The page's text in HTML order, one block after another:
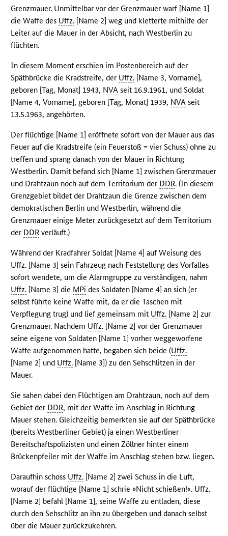
Grenzmauer. Unmittelbar vor der Grenzmauer warf [Name 1]
die Waffe des Uffz. [Name 2] weg und kletterte mithilfe der
Leiter auf die Mauer in der Absicht, nach Westberlin zu
flüchten.
In diesem Moment erschien im Postenbereich auf der
Späthbrücke die Kradstreife, der Uffz. [Name 3, Vorname],
geboren [Tag, Monat] 1943, NVA seit 16.9.1961, und Soldat
[Name 4, Vorname], geboren [Tag, Monat] 1939, NVA seit
13.5.1963, angehörten.
Der flüchtige [Name 1] eröffnete sofort von der Mauer aus das
Feuer auf die Kradstreife (ein Feuerstoß = vier Schuss) ohne zu
treffen und sprang danach von der Mauer in Richtung
Westberlin. Damit befand sich [Name 1] zwischen Grenzmauer
und Drahtzaun noch auf dem Territorium der DDR. (In diesem
Grenzgebiet bildet der Drahtzaun die Grenze zwischen dem
demokratischen Berlin und Westberlin, während die
Grenzmauer einige Meter zurückgesetzt auf dem Territorium
der DDR verläuft.)
Während der Kradfahrer Soldat [Name 4] auf Weisung des
Uffz. [Name 3] sein Fahrzeug nach Feststellung des Vorfalles
sofort wendete, um die Alarmgruppe zu verständigen, nahm
Uffz. [Name 3] die MPi des Soldaten [Name 4] an sich (er
selbst führte keine Waffe mit, da er die Taschen mit
Verpflegung trug) und lief gemeinsam mit Uffz. [Name 2] zur
Grenzmauer. Nachdem Uffz. [Name 2] vor der Grenzmauer
seine eigene von Soldaten [Name 1] vorher weggeworfene
Waffe aufgenommen hatte, begaben sich beide (Uffz.
[Name 2] und Uffz. [Name 3]) zu den Sehschlitzen in der
Mauer.
Sie sahen dabei den Flüchtigen am Drahtzaun, noch auf dem
Gebiet der DDR, mit der Waffe im Anschlag in Richtung
Mauer stehen. Gleichzeitig bemerkten sie auf der Späthbrücke
(bereits Westberliner Gebiet) ja einen Westberliner
Bereitschaftspolizisten und einen Zöllner hinter einem
Brückenpfeiler mit der Waffe im Anschlag stehen bzw. liegen.
Daraufhin schoss Uffz. [Name 2] zwei Schuss in die Luft,
worauf der flüchtige [Name 1] schrie »Nicht schießen!«. Uffz.
[Name 2] befahl [Name 1], seine Waffe zu entladen, diese
durch den Sehschlitz an ihn zu übergeben und danach selbst
über die Mauer zurückzukehren.